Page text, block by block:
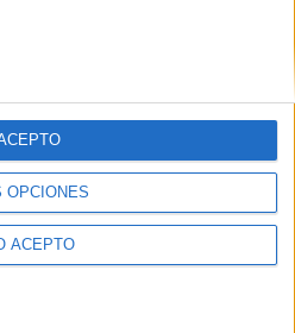
OPCIONES
ACEPTO
por registrarte te daremos
con 100 consejos para tu